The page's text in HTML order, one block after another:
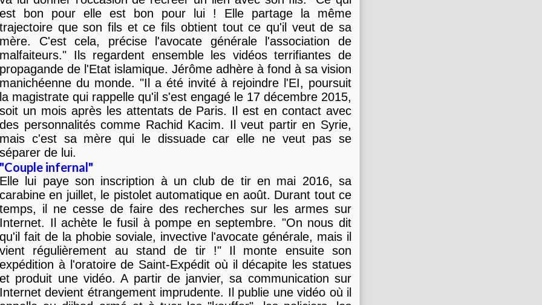
est bon pour elle est bon pour lui ! Elle partage la même
trajectoire que son fils et ce fils obtient tout ce qu'il veut de sa
mère. C'est cela, précise l'avocate générale l'association de
malfaiteurs." Ils regardent ensemble les vidéos terrifiantes de
propagande de l'Etat islamique. Jérôme adhère à fond à sa vision
manichéenne du monde. "Il a été invité à rejoindre l'EI, poursuit
la magistrate qui rappelle qu'il s'est engagé le 17 décembre 2015,
soit un mois après les attentats de Paris. Il est en contact avec
des personnalités comme Rachid Kacim. Il veut partir en Syrie,
mais c'est sa mère qui le dissuade car elle ne veut pas se
séparer de lui.
"Couple infernal"
Elle lui paye son inscription à un club de tir en mai 2016, sa
carabine en juillet, le pistolet automatique en août. Durant tout ce
temps, il ne cesse de faire des recherches sur les armes sur
Internet. Il achète le fusil à pompe en septembre. "On nous dit
qu'il fait de la phobie soviale, invective l'avocate générale, mais il
vient régulièrement au stand de tir !" Il monte ensuite son
expédition à l'oratoire de Saint-Expédit où il décapite les statues
et produit une vidéo. A partir de janvier, sa communication sur
Internet devient étrangement imprudente. Il publie une vidéo où il